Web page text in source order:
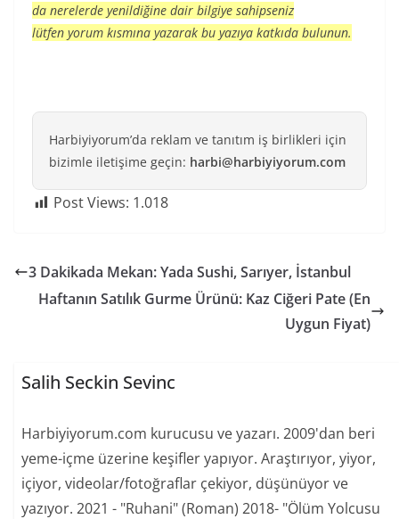
da nerelerde yenildiğine dair bilgiye sahipseniz
lütfen yorum kısmına yazarak bu yazıya katkıda bulunun.
Harbiyiyorum’da reklam ve tanıtım iş birlikleri için
bizimle iletişime geçin: harbi@harbiyiyorum.com
Post Views: 1.018
3 Dakikada Mekan: Yada Sushi, Sarıyer, İstanbul
Haftanın Satılık Gurme Ürünü: Kaz Ciğeri Pate (En
Uygun Fiyat)
Salih Seckin Sevinc
Harbiyiyorum.com kurucusu ve yazarı. 2009'dan beri
yeme-içme üzerine keşifler yapıyor. Araştırıyor, yiyor,
içiyor, videolar/fotoğraflar çekiyor, düşünüyor ve
yazıyor. 2021 - "Ruhani" (Roman) 2018- "Ölüm Yolcusu